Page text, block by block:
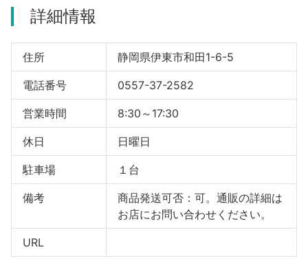
詳細情報
住所 静岡県伊東市和田1-6-5
電話番号 0557-37-2582
営業時間 8:30～17:30
休日 日曜日
駐車場 １台
備考
商品発送可否：可。通販の詳細は
お店にお問い合わせください。
URL